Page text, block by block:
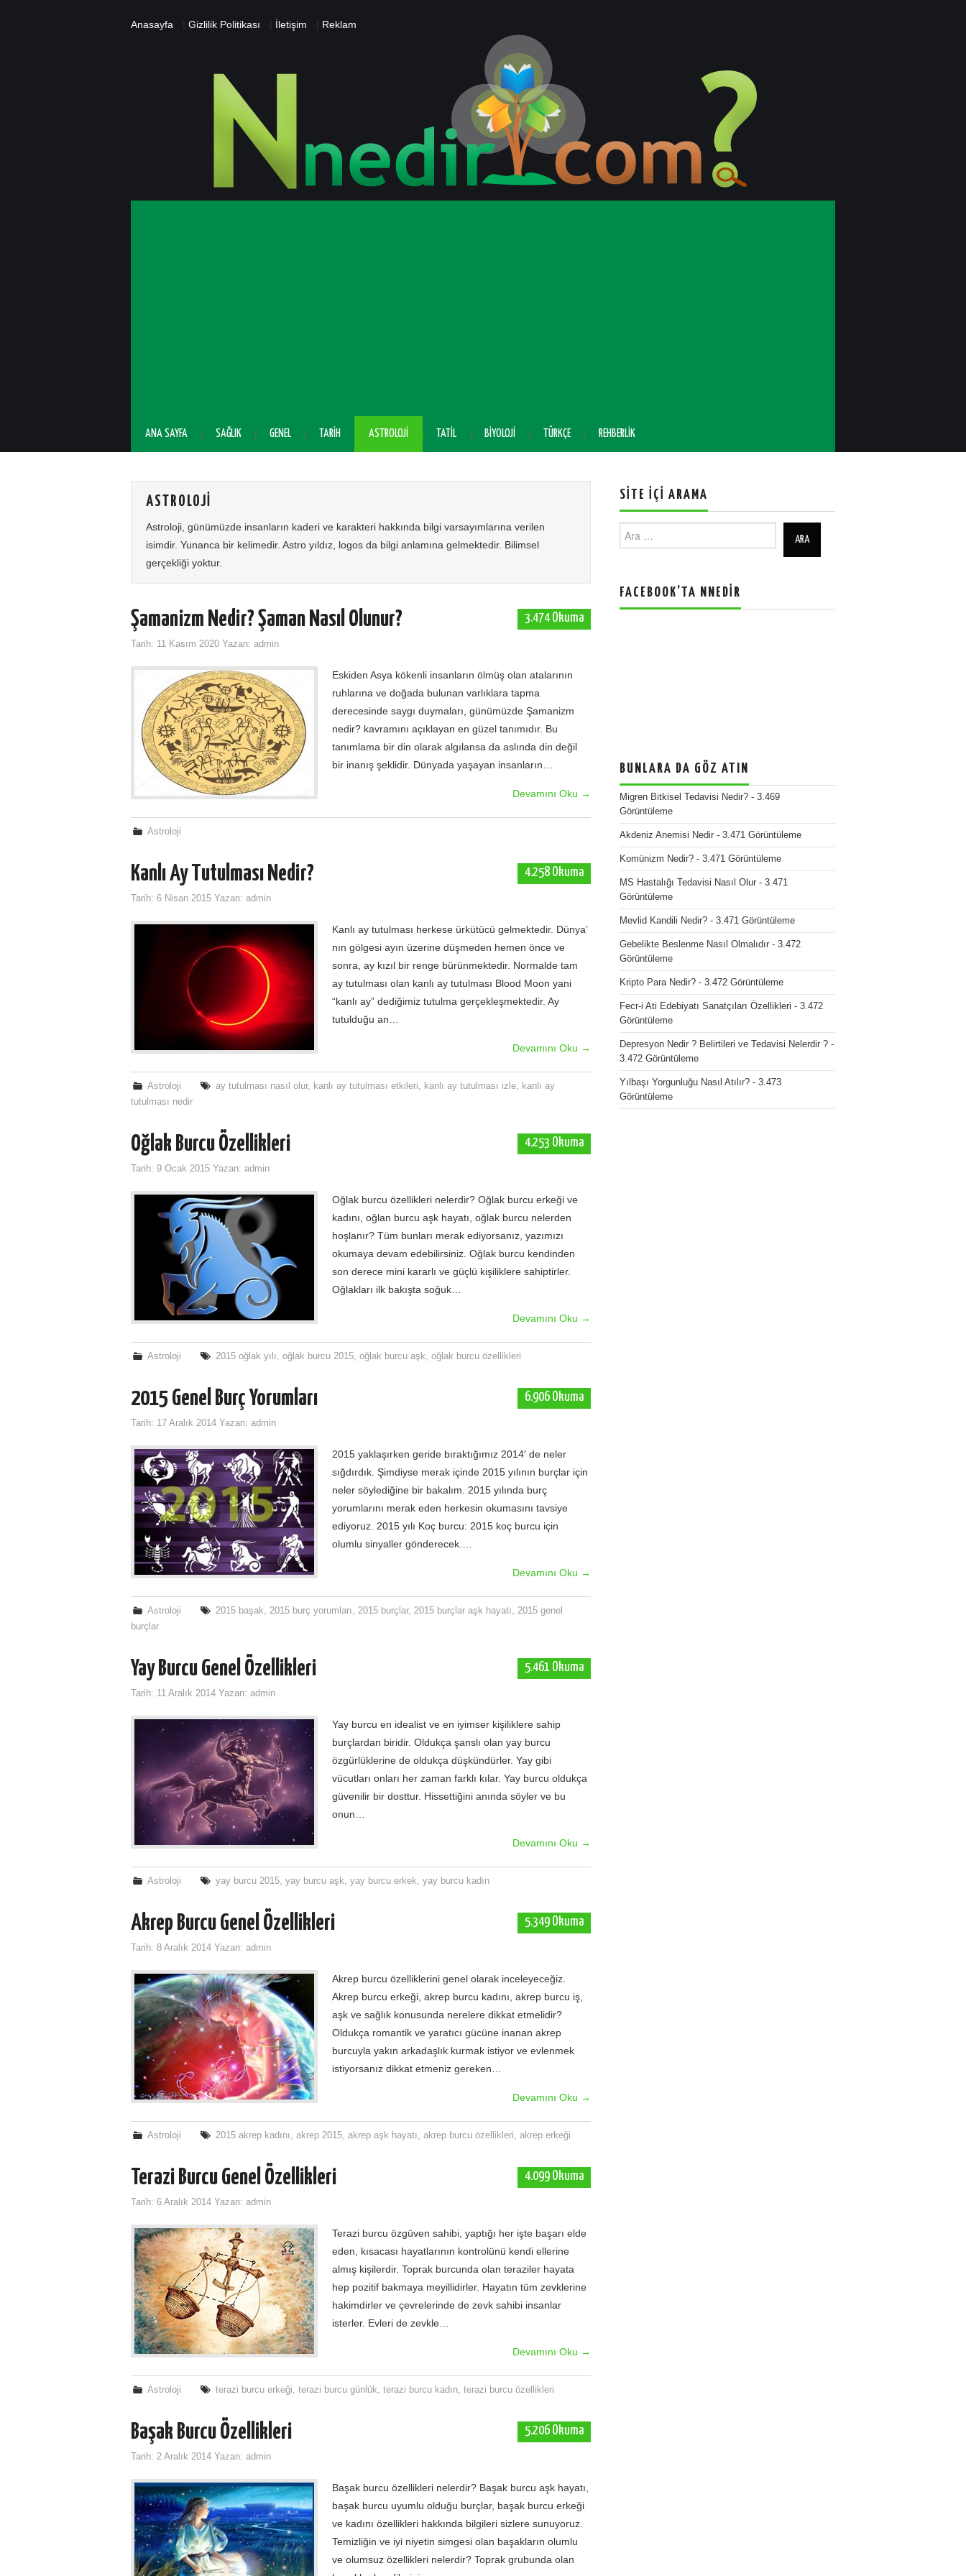
Anasayfa Gizlilik Politikası İletişim Reklam
ANA SAYFA SAĞLIK GENEL TARIH ASTROLOJI TATIL BIYOLOJI TÜRKÇE REHBERLIK
ASTROLOJI
Astroloji, günümüzde insanların kaderi ve karakteri hakkında bilgi varsayımlarına verilen
isimdir. Yunanca bir kelimedir. Astro yıldız, logos da bilgi anlamına gelmektedir. Bilimsel
gerçekliği yoktur.
3.474 Okuma
Şamanizm Nedir? Şaman Nasıl Olunur?
Tarih: 11 Kasım 2020 Yazan: admin
Eskiden Asya kökenli insanların ölmüş olan atalarının
ruhlarına ve doğada bulunan varlıklara tapma
derecesinde saygı duymaları, günümüzde Şamanizm
nedir? kavramını açıklayan en güzel tanımıdır. Bu
tanımlama bir din olarak algılansa da aslında din değil
bir inanış şeklidir. Dünyada yaşayan insanların…
Devamını Oku →
Astroloji
4.258 Okuma
Kanlı Ay Tutulması Nedir?
Tarih: 6 Nisan 2015 Yazan: admin
Kanlı ay tutulması herkese ürkütücü gelmektedir. Dünya’
nın gölgesi ayın üzerine düşmeden hemen önce ve
sonra, ay kızıl bir renge bürünmektedir. Normalde tam
ay tutulması olan kanlı ay tutulması Blood Moon yani
“kanlı ay” dediğimiz tutulma gerçekleşmektedir. Ay
tutulduğu an…
Devamını Oku →
Astroloji ay tutulması nasıl olur, kanlı ay tutulması etkileri, kanlı ay tutulması izle, kanlı ay
tutulması nedir
4.253 Okuma
Oğlak Burcu Özellikleri
Tarih: 9 Ocak 2015 Yazan: admin
Oğlak burcu özellikleri nelerdir? Oğlak burcu erkeği ve
kadını, oğlan burcu aşk hayatı, oğlak burcu nelerden
hoşlanır? Tüm bunları merak ediyorsanız, yazımızı
okumaya devam edebilirsiniz. Oğlak burcu kendinden
son derece mini kararlı ve güçlü kişiliklere sahiptirler.
Oğlakları ilk bakışta soğuk…
Devamını Oku →
Astroloji 2015 oğlak yılı,oğlak burcu 2015,oğlak burcu aşk,oğlak burcu özellikleri
6.906 Okuma
2015 Genel Burç Yorumları
Tarih: 17 Aralık 2014 Yazan: admin
2015 yaklaşırken geride bıraktığımız 2014′ de neler
sığdırdık. Şimdiyse merak içinde 2015 yılının burçlar için
neler söylediğine bir bakalım. 2015 yılında burç
yorumlarını merak eden herkesin okumasını tavsiye
ediyoruz. 2015 yılı Koç burcu: 2015 koç burcu için
olumlu sinyaller gönderecek.…
Devamını Oku →
Astroloji 2015 başak,2015 burç yorumları,2015 burçlar,2015 burçlar aşk hayatı,2015 genel
burçlar
5.461 Okuma
Yay Burcu Genel Özellikleri
Tarih: 11 Aralık 2014 Yazan: admin
Yay burcu en idealist ve en iyimser kişiliklere sahip
burçlardan biridir. Oldukça şanslı olan yay burcu
özgürlüklerine de oldukça düşkündürler. Yay gibi
vücutları onları her zaman farklı kılar. Yay burcu oldukça
güvenilir bir dosttur. Hissettiğini anında söyler ve bu
onun…
Devamını Oku →
Astroloji yay burcu 2015,yay burcu aşk,yay burcu erkek,yay burcu kadın
5.349 Okuma
Akrep Burcu Genel Özellikleri
Tarih: 8 Aralık 2014 Yazan: admin
Akrep burcu özelliklerini genel olarak inceleyeceğiz.
Akrep burcu erkeği, akrep burcu kadını, akrep burcu iş,
aşk ve sağlık konusunda nerelere dikkat etmelidir?
Oldukça romantik ve yaratıcı gücüne inanan akrep
burcuyla yakın arkadaşlık kurmak istiyor ve evlenmek
istiyorsanız dikkat etmeniz gereken…
Devamını Oku →
Astroloji 2015 akrep kadını,akrep 2015,akrep aşk hayatı,akrep burcu özellikleri,akrep erkeği
4.099 Okuma
Terazi Burcu Genel Özellikleri
Tarih: 6 Aralık 2014 Yazan: admin
Terazi burcu özgüven sahibi, yaptığı her işte başarı elde
eden, kısacası hayatlarının kontrolünü kendi ellerine
almış kişilerdir. Toprak burcunda olan teraziler hayata
hep pozitif bakmaya meyillidirler. Hayatın tüm zevklerine
hakimdirler ve çevrelerinde de zevk sahibi insanlar
isterler. Evleri de zevkle…
Devamını Oku →
Astroloji terazi burcu erkeği,terazi burcu günlük,terazi burcu kadın,terazi burcu özellikleri
5.206 Okuma
Başak Burcu Özellikleri
Tarih: 2 Aralık 2014 Yazan: admin
Başak burcu özellikleri nelerdir? Başak burcu aşk hayatı,
başak burcu uyumlu olduğu burçlar, başak burcu erkeği
ve kadını özellikleri hakkında bilgileri sizlere sunuyoruz.
Temizliğin ve iyi niyetin simgesi olan başakların olumlu
ve olumsuz özellikleri nelerdir? Toprak grubunda olan
SITE İÇI ARAMA
Ara:
FACEBOOK’TA NNEDIR
BUNLARA DA GÖZ ATIN
Migren Bitkisel Tedavisi Nedir? - 3.469
Görüntüleme
Akdeniz Anemisi Nedir - 3.471 Görüntüleme
Komünizm Nedir? - 3.471 Görüntüleme
MS Hastalığı Tedavisi Nasıl Olur - 3.471
Görüntüleme
Mevlid Kandili Nedir? - 3.471 Görüntüleme
Gebelikte Beslenme Nasıl Olmalıdır - 3.472
Görüntüleme
Kripto Para Nedir? - 3.472 Görüntüleme
Fecr-i Ati Edebiyatı Sanatçıları Özellikleri - 3.472
Görüntüleme
Depresyon Nedir ? Belirtileri ve Tedavisi Nelerdir ? -
3.472 Görüntüleme
Yılbaşı Yorgunluğu Nasıl Atılır? - 3.473
Görüntüleme